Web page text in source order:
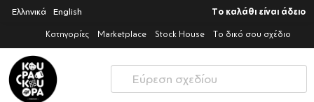
Ελληνικά English Το καλάθι είναι άδειο
Κατηγορίες Marketplace Stock House Το δικό σου σχέδιο